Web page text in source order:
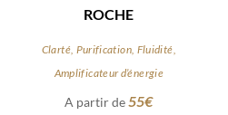
ROCHE
Clarté, Purification, Fluidité,
Amplificateur d’énergie
A partir de55€